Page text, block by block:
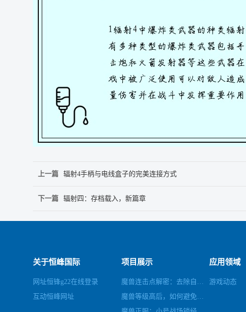
上一篇 辐射4手柄与电线盒子的完美连接方式
下一篇 辐射四：存档载入，新篇章
关于恒峰国际
网址恒锋g22在线登录
互动恒峰网址
项目展示
魔兽连击点解密：去除自带连击，轻松畅玩
魔兽等级高后，如何避免秒杀小怪
应用领域
游戏动态